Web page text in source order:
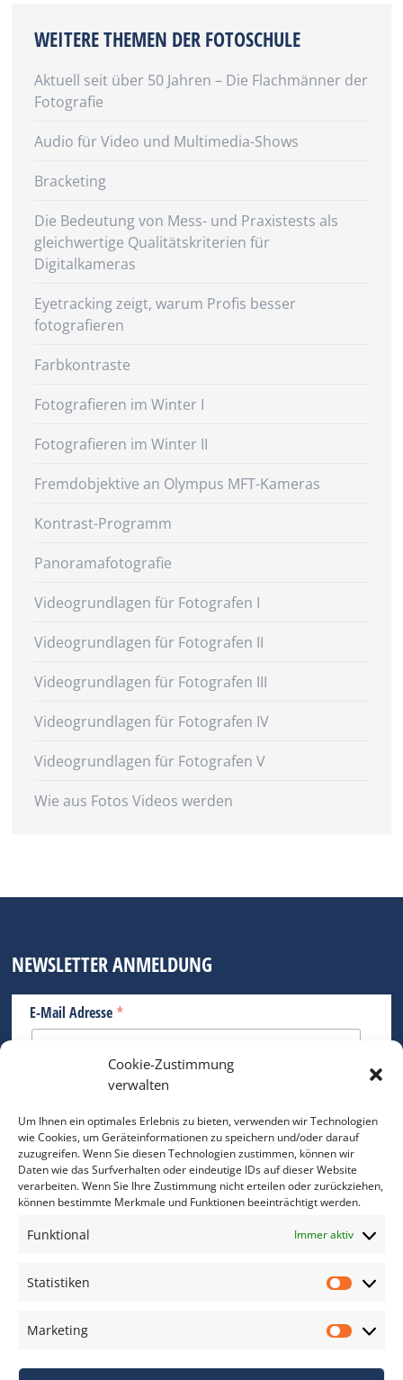
Cookie-Zustimmung
verwalten
Um Ihnen ein optimales Erlebnis zu bieten, verwenden wir Technologien
wie Cookies, um Geräteinformationen zu speichern und/oder darauf
zuzugreifen. Wenn Sie diesen Technologien zustimmen, können wir
Daten wie das Surfverhalten oder eindeutige IDs auf dieser Website
verarbeiten. Wenn Sie Ihre Zustimmung nicht erteilen oder zurückziehen,
können bestimmte Merkmale und Funktionen beeinträchtigt werden.
Funktional Immer aktiv
Statistiken
Marketing
WEITERE THEMEN DER FOTOSCHULE
Aktuell seit über 50 Jahren – Die Flachmänner der
Fotografie
Audio für Video und Multimedia-Shows
Bracketing
Die Bedeutung von Mess- und Praxistests als
gleichwertige Qualitätskriterien für
Digitalkameras
Eyetracking zeigt, warum Profis besser
fotografieren
Farbkontraste
Fotografieren im Winter I
Fotografieren im Winter II
Fremdobjektive an Olympus MFT-Kameras
Kontrast-Programm
Panoramafotografie
Videogrundlagen für Fotografen I
Videogrundlagen für Fotografen II
Videogrundlagen für Fotografen III
Videogrundlagen für Fotografen IV
Videogrundlagen für Fotografen V
Wie aus Fotos Videos werden
NEWSLETTER ANMELDUNG
E-Mail Adresse *
Bitte geben Sie Ihre E-Mail Adresse ein.
*